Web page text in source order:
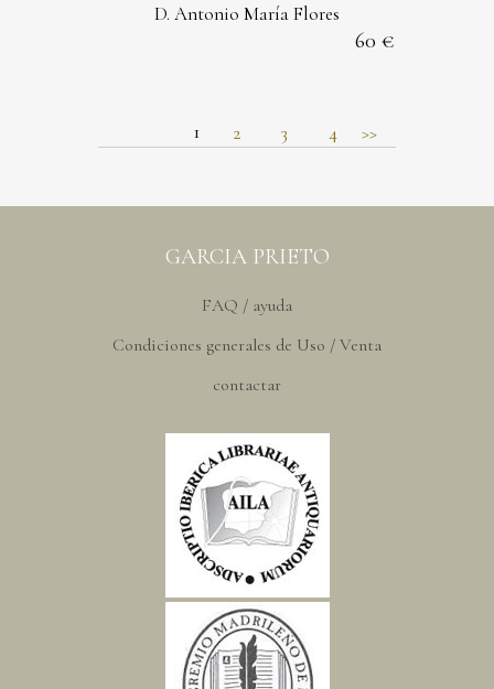
D. Antonio María Flores
60
1 2 3 4 >>
GARCIA PRIETO
FAQ / ayuda
Condiciones generales de Uso / Venta
contactar